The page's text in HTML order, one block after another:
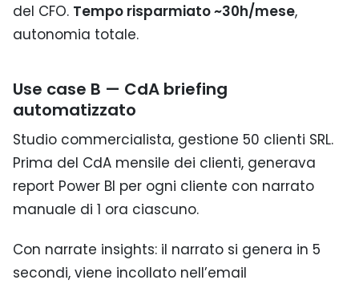
del CFO. Tempo risparmiato ~30h/mese,
autonomia totale.
Use case B — CdA briefing
automatizzato
Studio commercialista, gestione 50 clienti SRL.
Prima del CdA mensile dei clienti, generava
report Power BI per ogni cliente con narrato
manuale di 1 ora ciascuno.
Con narrate insights: il narrato si genera in 5
secondi, viene incollato nell’email